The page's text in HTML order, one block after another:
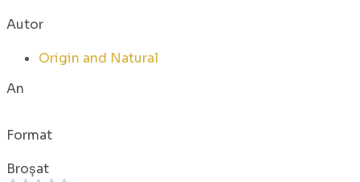
Autor
Origin and Natural
An
Format
Broșat